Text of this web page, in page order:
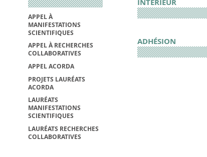
APPEL À
MANIFESTATIONS
SCIENTIFIQUES
APPEL À RECHERCHES
COLLABORATIVES
APPEL ACORDA
PROJETS LAURÉATS
ACORDA
LAURÉATS
MANIFESTATIONS
SCIENTIFIQUES
LAURÉATS RECHERCHES
COLLABORATIVES
INTÉRIEUR
ADHÉSION